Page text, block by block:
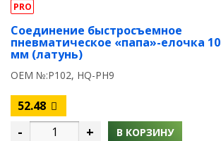
PRO
Соединение быстросъемное
пневматическое «папа»-елочка 10
мм (латунь)
OEM №:P102, HQ-PH9
52.48
- + В КОРЗИНУ